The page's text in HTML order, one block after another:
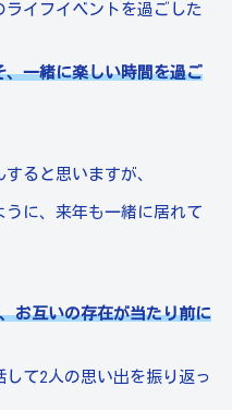
イフイベントを過ごした
一緒に楽しい時間を過ご
ると思いますが、
に、来年も一緒に居れて
お互いの存在が当たり前に
て2人の思い出を振り返っ